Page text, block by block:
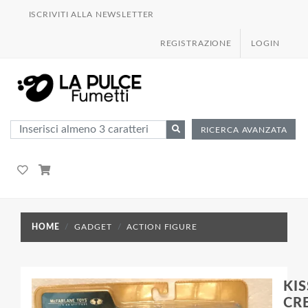
ISCRIVITI ALLA NEWSLETTER
REGISTRAZIONE LOGIN
RICERCA AVANZATA
HOME GADGET ACTION FIGURE